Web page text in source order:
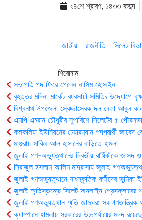
২৪শে শ্রাবণ, ১৪৩৩
জাতীয় রাজনীতি সিলেট
শিরোনাম
সভাপতি পদ ফিরে পেলেন নাসিম হোসাইন
বৃহত্তর মদিনা মার্কেট ব্যবসায়ী সমিতির উদ্যোগে
বিশ্বনাথ উপজেলা স্বেচ্ছাসেবক দল নেতা আবুল
এমপি এমরান চৌধুরীর সুপারিশে সিলেটের ৫
কলকলিয়া ইউনিয়নের চেয়ারম্যান পদপ্রার্থী জাবেদ
মাগুরায় সাকিব আল হাসানের বাড়িতে হামলা
জুলাই গণ-অভ্যুত্থানের দ্বিতীয় বার্ষিকীকে
সিরাজুল ইসলাম আলিম মাদ্রাসায় জুলাই
জুলাই গণঅভ্যুত্থানে সাংস্কৃতিক কর্মীদের ভূমিকা
জুলাই স্মৃতিস্তম্ভে সিলেট অনলাইন প্রেসক্লাবের
জুলাই গণঅভ্যুত্থান স্মৃতি জাদুঘর: সব গণতান্ত্রিক
ক্যাম্পাসে হামলায় সরকারের উচ্চপর্যায়ের মদদ